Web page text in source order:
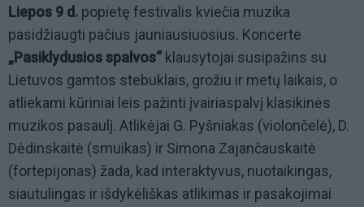
Liepos 9 d. popietę festivalis kviečia muzika
pasidžiaugti pačius jauniausiuosius. Koncerte
„Pasiklydusios spalvos“ klausytojai susipažins su
Lietuvos gamtos stebuklais, grožiu ir metų laikais, o
atliekami kūriniai leis pažinti įvairiaspalvį klasikinės
muzikos pasaulį. Atlikėjai G. Pyšniakas (violončelė), D.
Dėdinskaitė (smuikas) ir Simona Zajančauskaitė
(fortepijonas) žada, kad interaktyvus, nuotaikingas,
siautulingas ir išdykėliškas atlikimas ir pasakojimai